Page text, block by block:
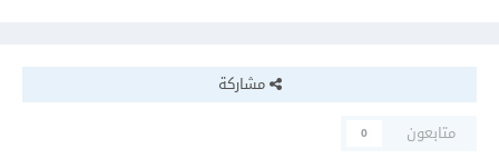
مشاركة
متابعون
0